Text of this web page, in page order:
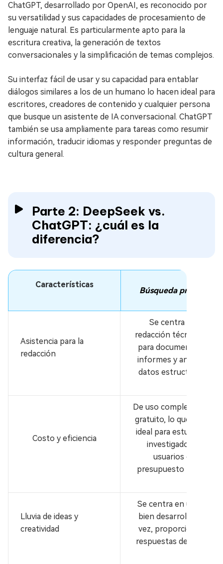
ChatGPT, desarrollado por OpenAI, es reconocido por
su versatilidad y sus capacidades de procesamiento de
lenguaje natural. Es particularmente apto para la
escritura creativa, la generación de textos
conversacionales y la simplificación de temas complejos.
Su interfaz fácil de usar y su capacidad para entablar
diálogos similares a los de un humano lo hacen ideal para
escritores, creadores de contenido y cualquier persona
que busque un asistente de IA conversacional. ChatGPT
también se usa ampliamente para tareas como resumir
información, traducir idiomas y responder preguntas de
cultura general.
Parte 2: DeepSeek vs.
ChatGPT: ¿cuál es la
diferencia?
Características
Búsqueda profunda
Asistencia para la
redacción
Se centra en la
redacción técnica: ideal
para documentación,
informes y análisis de
datos estructurados.
Costo y eficiencia
De uso completamente
gratuito, lo que lo hace
ideal para estudiantes,
investigadores y
usuarios con
presupuesto limitado.
Lluvia de ideas y
creatividad
Se centra en una idea
bien desarrollada a la
vez, proporcionando
respuestas detalladas.